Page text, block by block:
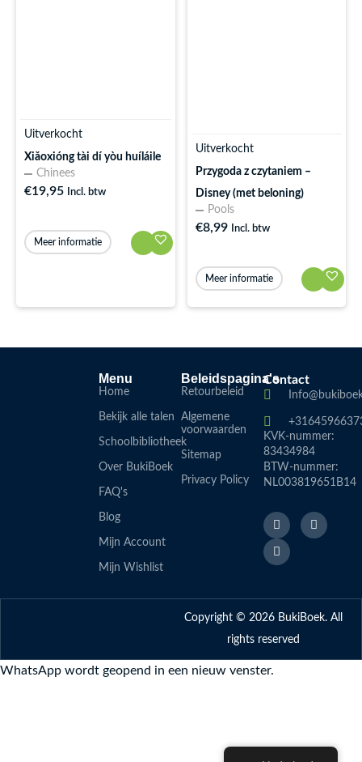
Uitverkocht
Xiǎoxióng tài dí yòu huíláile
Chinees
€19,95 Incl. btw
Meer informatie
Uitverkocht
Przygoda z czytaniem –
Disney (met beloning)
Pools
€8,99 Incl. btw
Meer informatie
Menu
Home
Bekijk alle talen
Schoolbibliotheek
Over BukiBoek
FAQ's
Blog
Mijn Account
Mijn Wishlist
Beleidspagina's
Retourbeleid
Algemene
voorwaarden
Sitemap
Privacy Policy
Contact
KVK-nummer:
83434984
BTW-nummer:
NL003819651B14
F
a
c
e
b
k
-
f
I
n
s
a
m
L
i
n
k
e
n
Copyright © 2026 BukiBoek. All
rights reserved
WhatsApp wordt geopend in een nieuw venster.